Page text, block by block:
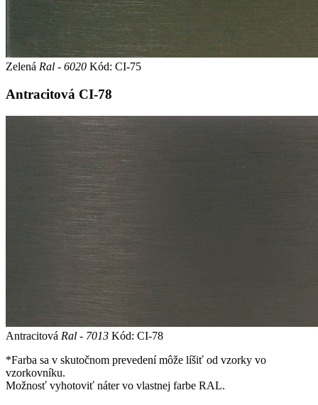
Zelená Ral - 6020 Kód: CI-75
Antracitová CI-78
Antracitová Ral - 7013 Kód: CI-78
*Farba sa v skutočnom prevedení môže líšiť od vzorky vo
vzorkovníku.
Možnosť vyhotoviť náter vo vlastnej farbe RAL.